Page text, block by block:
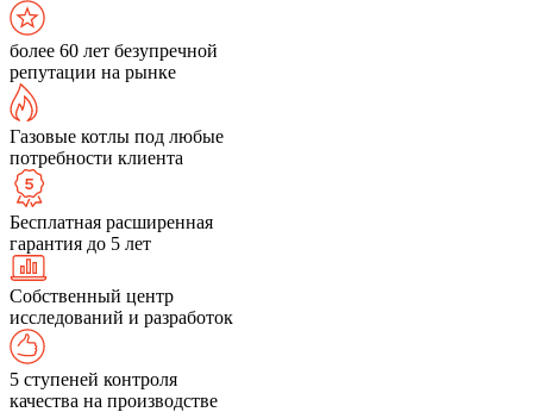
более 60 лет безупречной
репутации на рынке
Газовые котлы под любые
потребности клиента
Бесплатная расширенная
гарантия до 5 лет
Собственный центр
исследований и разработок
5 ступеней контроля
качества на производстве